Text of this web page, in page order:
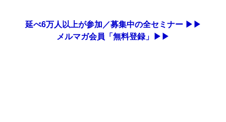
延べ6万人以上が参加／募集中の全セミナー ▶▶
メルマガ会員「無料登録」▶▶